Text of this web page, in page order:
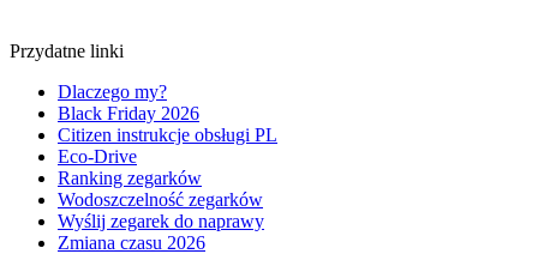
Przydatne linki
Dlaczego my?
Black Friday 2026
Citizen instrukcje obsługi PL
Eco-Drive
Ranking zegarków
Wodoszczelność zegarków
Wyślij zegarek do naprawy
Zmiana czasu 2026